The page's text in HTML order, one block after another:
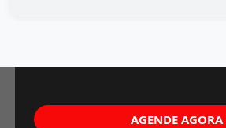
AGENDE AGORA